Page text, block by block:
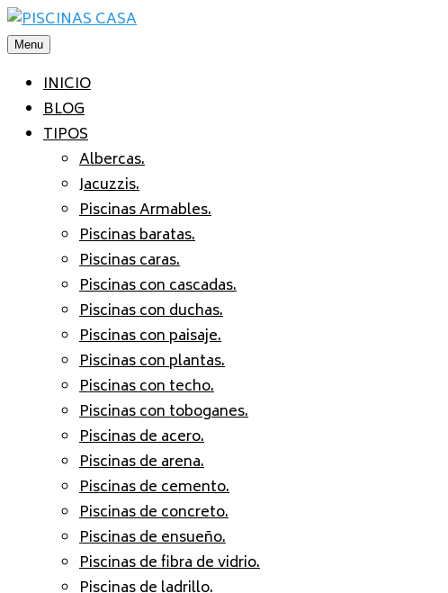
Saltar
alMenu
INICIO
BLOG
TIPOS
Albercas.
Jacuzzis.
Piscinas Armables.
Piscinas baratas.
Piscinas caras.
Piscinas con cascadas.
Piscinas con duchas.
Piscinas con paisaje.
Piscinas con plantas.
Piscinas con techo.
Piscinas con toboganes.
Piscinas de acero.
Piscinas de arena.
Piscinas de cemento.
Piscinas de concreto.
Piscinas de ensueño.
Piscinas de fibra de vidrio.